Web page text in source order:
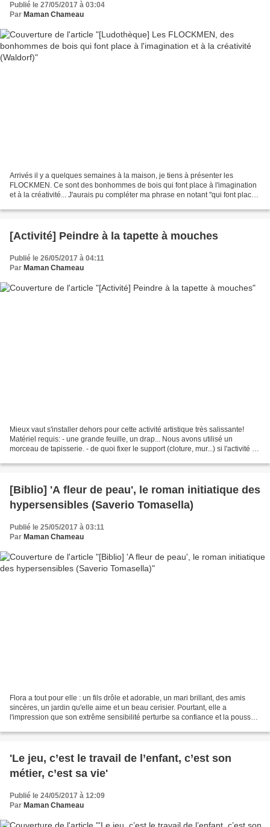
Publié le 27/05/2017 à 03:04
Par Maman Chameau
Arrivés il y a quelques semaines à la maison, je tiens à présenter les
FLOCKMEN. Ce sont des bonhommes de bois qui font place à l'imagination
et à la créativité... J'aurais pu compléter ma phrase en notant "qui font place
[Activité] Peindre à la tapette à mouches
Publié le 26/05/2017 à 04:11
Par Maman Chameau
Mieux vaut s'installer dehors pour cette activité artistique très salissante!
Matériel requis: - une grande feuille, un drap... Nous avons utilisé un
morceau de tapisserie. - de quoi fixer le support (cloture, mur...) si l'activité se
[Biblio] 'A fleur de peau', le roman initiatique des
hypersensibles (Saverio Tomasella)
Publié le 25/05/2017 à 03:11
Par Maman Chameau
Flora a tout pour elle : un fils drôle et adorable, un mari brillant, des amis
sincères, un jardin qu'elle aime et un beau cerisier. Pourtant, elle a
l'impression que son extrême sensibilité perturbe sa confiance et la pousse
'Le jeu, c’est le travail de l’enfant, c’est son
métier, c’est sa vie'
Publié le 24/05/2017 à 12:09
Par Maman Chameau